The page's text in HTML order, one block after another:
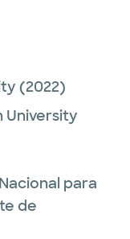
(2022)
University
para
de